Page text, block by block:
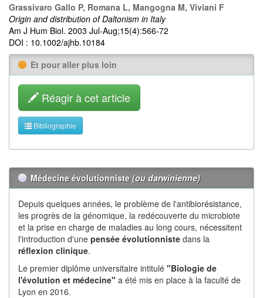
Grassivaro Gallo P, Romana L, Mangogna M, Viviani F
Origin and distribution of Daltonism in Italy
Am J Hum Biol. 2003 Jul-Aug;15(4):566-72
DOI : 10.1002/ajhb.10184
Et pour aller plus loin
Réagir à cet article
Bibliographie
Médecine évolutionniste (ou darwinienne)
Depuis quelques années, le problème de l'antibiorésistance,
les progrès de la génomique, la redécouverte du microbiote
et la prise en charge de maladies au long cours, nécessitent
l'introduction d'une pensée évolutionniste dans la
réflexion clinique.
Le premier diplôme universitaire intitulé "Biologie de
l'évolution et médecine" a été mis en place à la faculté de
Lyon en 2016.